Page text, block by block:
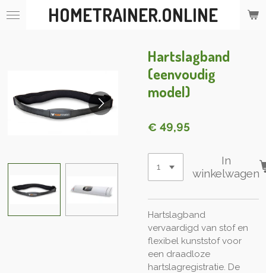
Ga
HOMETRAINER.ONLINE
Hartslagband
(eenvoudig
model)
€ 49,95
In
winkelwagen
Hartslagband
vervaardigd van stof en
flexibel kunststof voor
een draadloze
hartslagregistratie. De